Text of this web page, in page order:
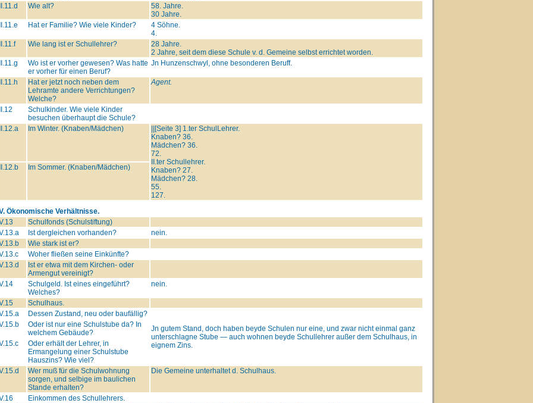
Wie alt?
58. Jahre.
30 Jahre.
Hat er Familie? Wie viele Kinder?
4 Söhne.
4.
Wie lang ist er Schullehrer?
28 Jahre.
2 Jahre, seit dem diese Schule v. d. Gemeine selbst errichtet worden.
Wo ist er vorher gewesen? Was hatte
er vorher für einen Beruf?
Jn Hunzenschwyl, ohne besonderen Beruff.
Hat er jetzt noch neben dem
Lehramte andere Verrichtungen?
Welche?
Agent.
Schulkinder. Wie viele Kinder
besuchen überhaupt die Schule?
Im Winter. (Knaben/Mädchen)
||[Seite 3] 1.ter SchulLehrer.
Knaben? 36.
Mädchen? 36.
72.
II.ter Schullehrer.
Knaben? 27.
Mädchen? 28.
55.
127.
Im Sommer. (Knaben/Mädchen)
Ökonomische Verhältnisse.
Schulfonds (Schulstiftung)
Ist dergleichen vorhanden?
nein.
Wie stark ist er?
Woher fließen seine Einkünfte?
Ist er etwa mit dem Kirchen- oder
Armengut vereinigt?
Schulgeld. Ist eines eingeführt?
Welches?
nein.
Schulhaus.
Dessen Zustand, neu oder baufällig?
Jn gutem Stand, doch haben beyde Schulen nur eine, und zwar nicht einmal ganz
unterschlagne Stube — auch wohnen beyde Schullehrer außer dem Schulhaus, in
eignem Zins.
Oder ist nur eine Schulstube da? In
welchem Gebäude?
Oder erhält der Lehrer, in
Ermangelung einer Schulstube
Hauszins? Wie viel?
Wer muß für die Schulwohnung
sorgen, und selbige im baulichen
Stande erhalten?
Die Gemeine unterhaltet d. Schulhaus.
Einkommen des Schullehrers.